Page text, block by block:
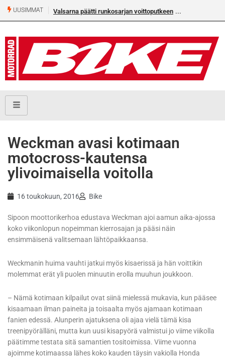
UUSIMMAT Valsarna päätti runkosarjan voittoputkeen
Weckman avasi kotimaan
motocross-kautensa
ylivoimaisella voitolla
16 toukokuun, 2016 Bike
Sipoon moottorikerhoa edustava Weckman ajoi aamun aika-ajossa
koko viikonlopun nopeimman kierrosajan ja pääsi näin
ensimmäisenä valitsemaan lähtöpaikkaansa.
Weckmanin huima vauhti jatkui myös kisaerissä ja hän voittikin
molemmat erät yli puolen minuutin erolla muuhun joukkoon.
– Nämä kotimaan kilpailut ovat siinä mielessä mukavia, kun pääsee
kisaamaan ilman paineita ja toisaalta myös ajamaan kotimaan
fanien edessä. Alunperin ajatuksena oli ajaa vielä tämä kisa
treenipyörälläni, mutta kun uusi kisapyörä valmistui jo viime viikolla
päätimme testata sitä samantien tositoimissa. Viime vuonna
ajoimme kotimaassa lähes koko kauden täysin vakiolla Honda